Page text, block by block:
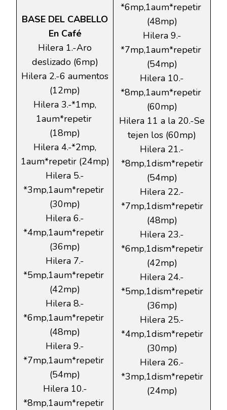
BASE DEL CABELLO
En Café
Hilera 1.-Aro
deslizado (6mp)
Hilera 2.-6 aumentos
(12mp)
Hilera 3.-*1mp,
1aum*repetir
(18mp)
Hilera 4.-*2mp,
1aum*repetir (24mp)
Hilera 5.-
*3mp,1aum*repetir
(30mp)
Hilera 6.-
*4mp,1aum*repetir
(36mp)
Hilera 7.-
*5mp,1aum*repetir
(42mp)
Hilera 8.-
*6mp,1aum*repetir
(48mp)
Hilera 9.-
*7mp,1aum*repetir
(54mp)
Hilera 10.-
*8mp,1aum*repetir
*6mp,1aum*repetir
(48mp)
Hilera 9.-
*7mp,1aum*repetir
(54mp)
Hilera 10.-
*8mp,1aum*repetir
(60mp)
Hilera 11 a la 20.-Se
tejen los (60mp)
Hilera 21.-
*8mp,1dism*repetir
(54mp)
Hilera 22.-
*7mp,1dism*repetir
(48mp)
Hilera 23.-
*6mp,1dism*repetir
(42mp)
Hilera 24.-
*5mp,1dism*repetir
(36mp)
Hilera 25.-
*4mp,1dism*repetir
(30mp)
Hilera 26.-
*3mp,1dism*repetir
(24mp)